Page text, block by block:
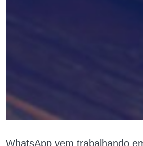
WhatsApp vem trabalhando